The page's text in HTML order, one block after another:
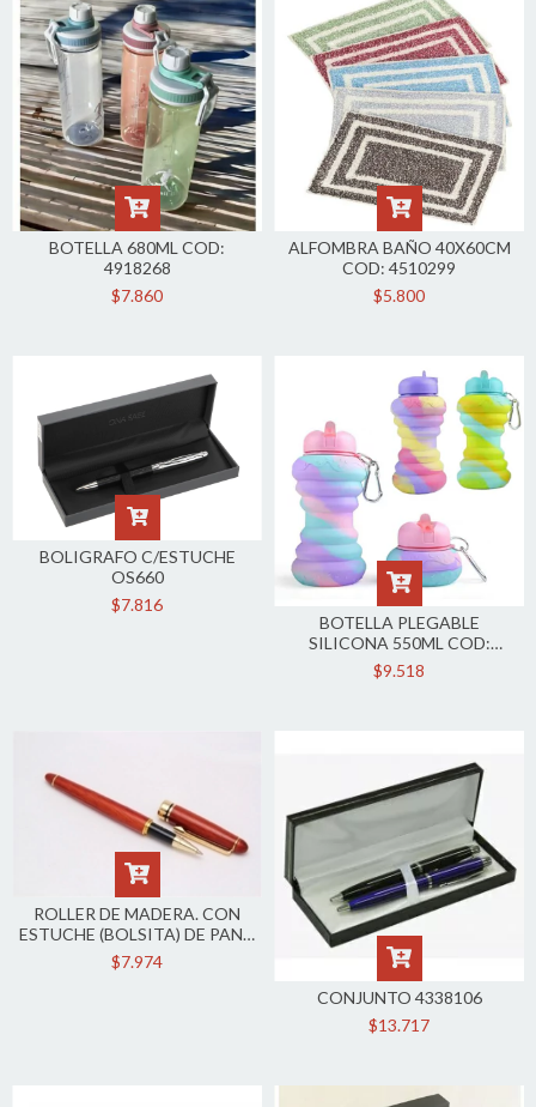
BOTELLA 680ML COD:
4918268
$7.860
ALFOMBRA BAÑO 40X60CM
COD: 4510299
$5.800
BOLIGRAFO C/ESTUCHE
OS660
$7.816
BOTELLA PLEGABLE
SILICONA 550ML COD:
4945924
$9.518
ROLLER DE MADERA. CON
ESTUCHE (BOLSITA) DE PANA
1162
$7.974
CONJUNTO 4338106
$13.717